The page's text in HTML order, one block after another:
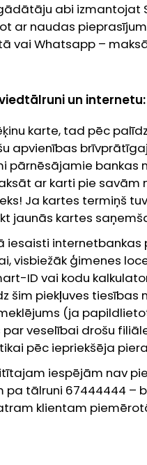
abi izmantojat
ar naudas
vai Whatsapp –
un internetu:
karte, tad pēc
apvienības
pārnēsājamie
ar karti pie savām
Ja kartes termiņš
jaunās kartes
iesaisti
visbiežāk ģimenes
ID vai kodu
šim piekļuves
(ja
par veselībai drošu
pēc iepriekšēja
iespējām nav
pa tālruni 67444444 –
klientam